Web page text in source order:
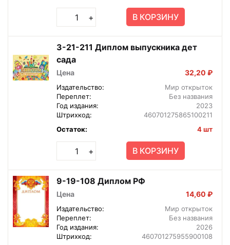
+ В КОРЗИНУ
3-21-211 Диплом выпускника дет
сада
Цена 32,20 ₽
Издательство:
Мир открыток
Переплет:
Без названия
Год издания:
2023
Штрихкод:
460701275865100211
Остаток:
4 шт
+ В КОРЗИНУ
9-19-108 Диплом РФ
Цена 14,60 ₽
Издательство:
Мир открыток
Переплет:
Без названия
Год издания:
2026
Штрихкод:
460701275955900108